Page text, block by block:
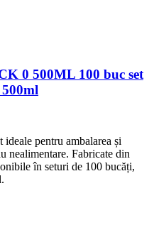
0 500ML 100 buc set
pentru ambalarea și
nealimentare. Fabricate din
în seturi de 100 bucăți,